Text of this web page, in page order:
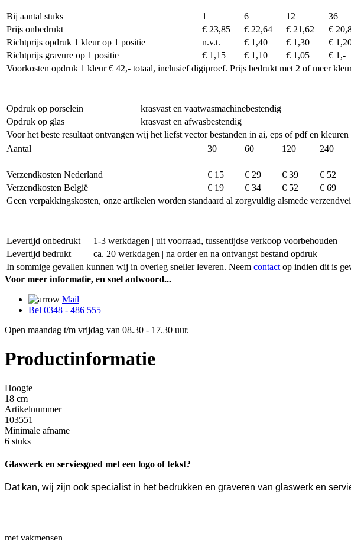
Bij aantal stuks 1 6 12 36
Prijs onbedrukt
€ 23,85 € 22,64 € 21,62 €
Richtprijs opdruk 1 kleur op 1 positie
n.v.t. € 1,40 € 1,30 €
Richtprijs gravure op 1 positie
€ 1,15 € 1,10 € 1,05 € 1,-
Voorkosten opdruk 1 kleur € 42,- totaal, inclusief digiproef. Prijs bedrukt met 2 of meer
Opdruk op porselein
krasvast en vaatwasmachinebestendig
Opdruk op glas
krasvast en afwasbestendig
Voor het beste resultaat ontvangen wij het liefst vector bestanden in ai, eps of pdf en
Aantal
30 60 120 240
Verzendkosten Nederland € 15 € 29 € 39 € 52
Verzendkosten België
€ 19 € 34 € 52 € 69
Geen verpakkingskosten, onze artikelen worden standaard al zorgvuldig alsmede
Levertijd onbedrukt
1-3 werkdagen | uit voorraad, tussentijdse verkoop voorbehouden
Levertijd bedrukt
ca. 20 werkdagen | na order en na ontvangst bestand opdruk
In sommige gevallen kunnen wij in overleg sneller leveren. Neem contact op indien dit is
Voor meer informatie, en snel antwoord...
Mail
Bel 0348 - 486 555
Open maandag t/m vrijdag van 08.30 - 17.30 uur.
Productinformatie
Hoogte
18 cm
Artikelnummer
103551
Minimale afname
6 stuks
Glaswerk en serviesgoed met een logo of tekst?
Dat kan, wij zijn ook specialist in het bedrukken en graveren van glaswerk en